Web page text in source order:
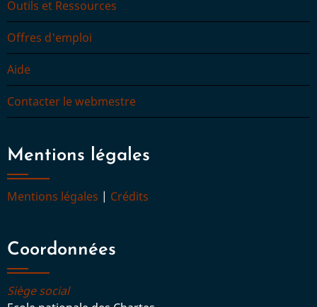
françaises
Outils et Ressources
Offres d'emploi
Aide
Contacter le webmestre
Mentions légales
Mentions légales | Crédits
Coordonnées
Siège social